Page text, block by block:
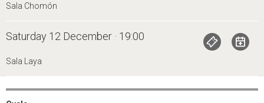
Sala Chomón
Saturday 12 December · 19:00
Sala Laya